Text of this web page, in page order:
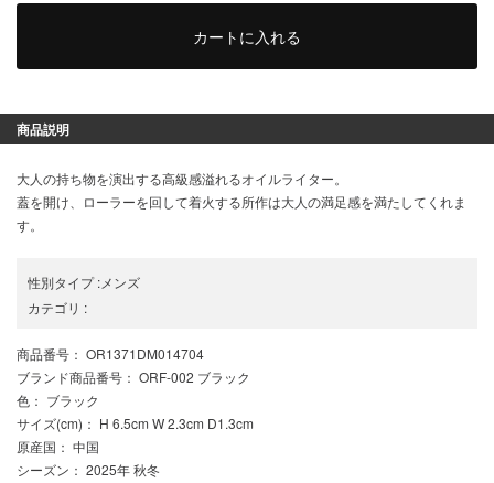
カートに入れる
商品説明
大人の持ち物を演出する高級感溢れるオイルライター。
蓋を開け、ローラーを回して着火する所作は大人の満足感を満たしてくれま
す。
性別タイプ:メンズ
カテゴリ :
商品番号 ： OR1371DM014704
ブランド商品番号 ： ORF-002 ブラック
色 ： ブラック
サイズ(cm) ： H 6.5cm W 2.3cm D1.3cm
原産国 ： 中国
シーズン ： 2025年 秋冬